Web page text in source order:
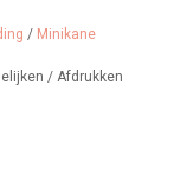
fur
38 cm. Houd er
/ Minikane
/ Afdrukken